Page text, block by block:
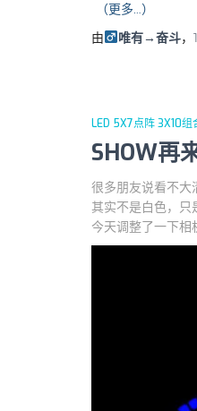
（更多…）
由
唯有→奋斗，
LED 5X7点阵 3X10组
SHOW再
很多朋友说看不大
其实不是白色，只
今天调整了一下相